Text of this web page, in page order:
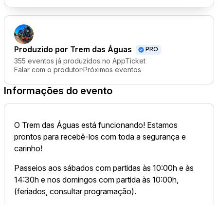
Produzido por Trem das Águas PRO
355 eventos já produzidos no AppTicket
Falar com o produtor·Próximos eventos
Informações do evento
O Trem das Águas está funcionando! Estamos
prontos para recebê-los com toda a segurança e
carinho!
Passeios aos sábados com partidas às 10:00h e às
14:30h e nos domingos com partida às 10:00h,
(feriados, consultar programação).